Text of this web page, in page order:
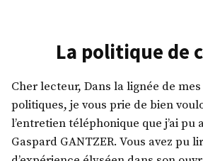
La politique de
Cher lecteur, Dans la lignée de
politiques, je vous prie de bien
l’entretien téléphonique que j’ai pu
Gaspard GANTZER. Vous avez pu